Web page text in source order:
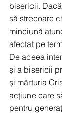
bisericii.
să strecoare
minciună
afectat pe
De aceea
și a bisericii
și mărturia
acțiune care
pentru